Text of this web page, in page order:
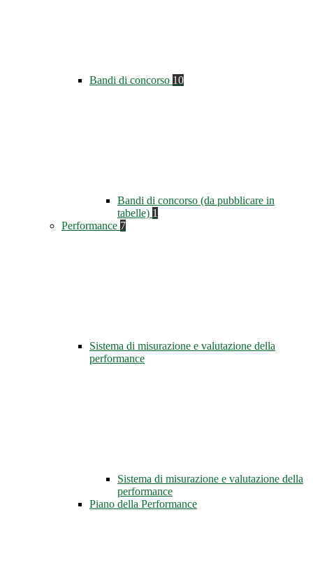
Bandi di concorso 10
Bandi di concorso (da pubblicare in
tabelle) 1
Performance 7
Sistema di misurazione e valutazione della
performance
Sistema di misurazione e valutazione della
performance
Piano della Performance